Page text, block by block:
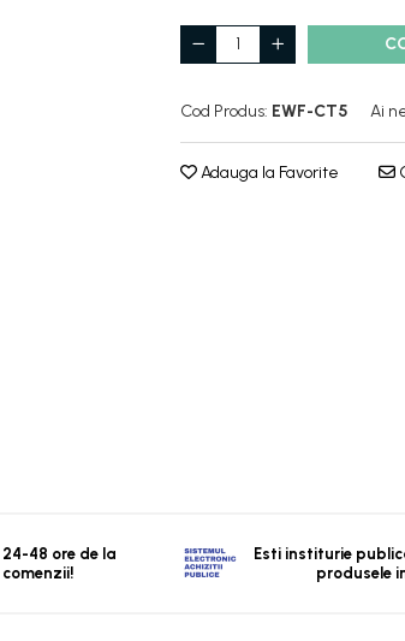
Cod Produs: EWF-CT5 Ai
Adauga la Favorite
48 ore de la
Esti institurie
produsele